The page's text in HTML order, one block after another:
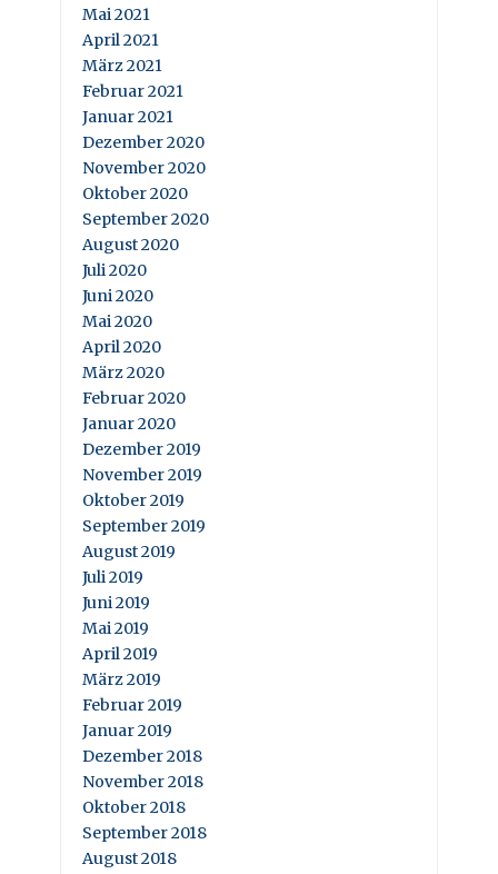
Mai 2021
April 2021
März 2021
Februar 2021
Januar 2021
Dezember 2020
November 2020
Oktober 2020
September 2020
August 2020
Juli 2020
Juni 2020
Mai 2020
April 2020
März 2020
Februar 2020
Januar 2020
Dezember 2019
November 2019
Oktober 2019
September 2019
August 2019
Juli 2019
Juni 2019
Mai 2019
April 2019
März 2019
Februar 2019
Januar 2019
Dezember 2018
November 2018
Oktober 2018
September 2018
August 2018